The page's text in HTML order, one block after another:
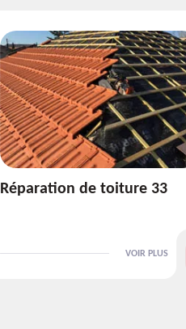
Isolation de toiture 33
VOIR PLUS